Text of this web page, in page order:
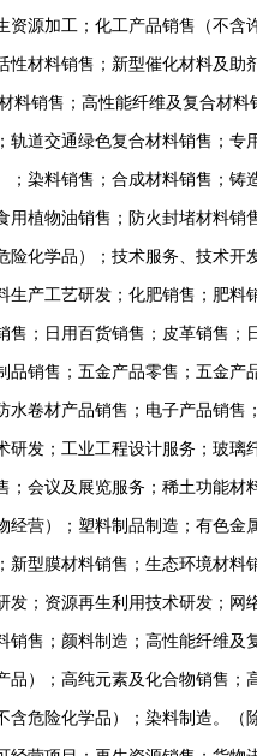
资源加工；化工产品销售（不
性材料销售；新型催化材料及
料销售；高性能纤维及复合材
轨道交通绿色复合材料销售；专
；染料销售；合成材料销售；
用植物油销售；防火封堵材料
险化学品）；技术服务、技术开
生产工艺研发；化肥销售；肥
售；日用百货销售；皮革销售
品销售；五金产品零售；五金
水卷材产品销售；电子产品销
研发；工业工程设计服务；玻
；会议及展览服务；稀土功能材
经营）；塑料制品制造；有色金
新型膜材料销售；生态环境材料
发；资源再生利用技术研发；
销售；颜料制造；高性能纤维及
品）；高纯元素及化合物销售
含危险化学品）；染料制造。（